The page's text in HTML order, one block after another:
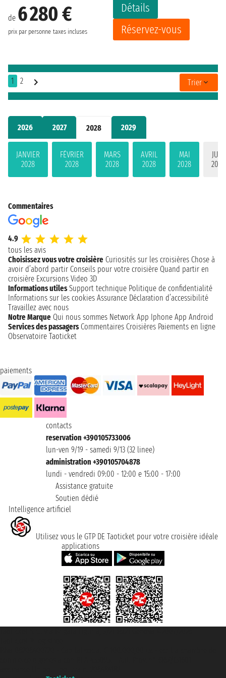
2026 2027 2028 2029
JANVIER
2028
FÉVRIER
2028
MARS
2028
AVRIL
2028
MAI
2028
JUIN
2028
de 6 280 €
prix par personne taxes incluses
Détails
Réservez-vous
1 2 Trier
Commentaires
4.9
tous les avis
Choisissez vous votre croisière Curiosités sur les croisières Chose à
avoir d’abord partir Conseils pour votre croisière Quand partir en
croisière Excursions Video 3D
Informations utiles Support technique Politique de confidentialité
Informations sur les cookies Assurance Déclaration d’accessibilité
Travaillez avec nous
Notre Marque Qui nous sommes Network App Iphone App Android
Services des passagers Commentaires Croisières Paiements en ligne
Observatoire Taoticket
paiements
contacts
reservation +390105733006
lun-ven 9/19 - samedi 9/13 (32 linee)
administration +390105704878
lundi - vendredi 09:00 - 12:00 e 15:00 - 17:00
Assistance gratuite
Soutien dédié
Intelligence artificiel
Utilisez vous le GTP DE Taoticket pour votre croisière idéale
applications